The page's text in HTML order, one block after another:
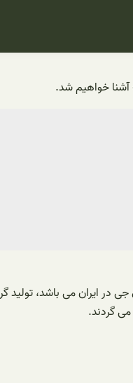
آشنا خواهیم شد.